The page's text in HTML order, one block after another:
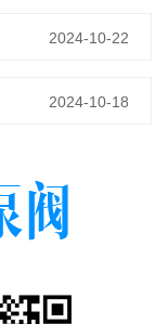
2024-10-22
2024-10-18